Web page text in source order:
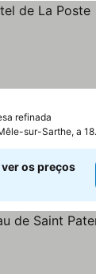
refinada
sur-Sarthe, a
os preços